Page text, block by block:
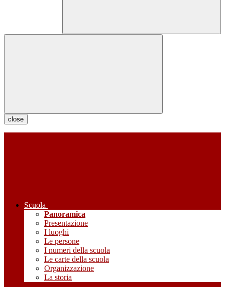
close
Scuola
Panoramica
Presentazione
I luoghi
Le persone
I numeri della scuola
Le carte della scuola
Organizzazione
La storia